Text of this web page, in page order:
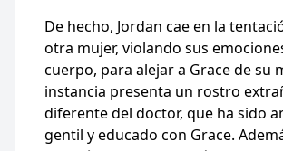
De hecho, Jordan cae en la
otra mujer, violando sus
cuerpo, para alejar a Grace de su
instancia presenta un rostro
diferente del doctor, que ha sido
gentil y educado con Grace.